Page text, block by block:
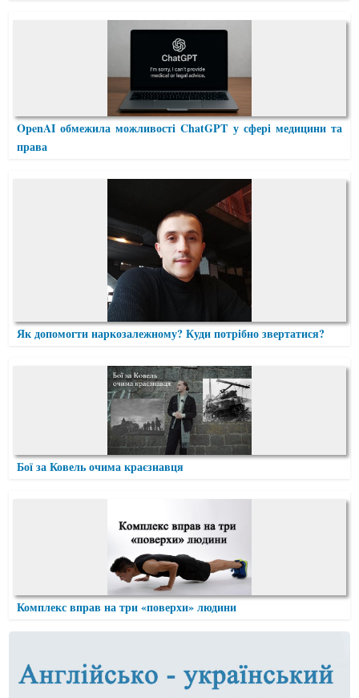
OpenAI обмежила можливості ChatGPT у сфері медицини та
права
Як допомогти наркозалежному? Куди потрібно звертатися?
Бої за Ковель очима краєзнавця
Комплекс вправ на три «поверхи» людини